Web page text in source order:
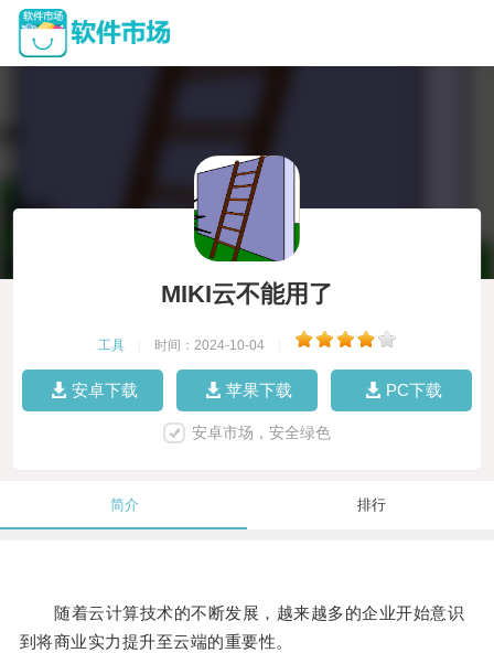
MIKI云不能用了
工具 时间：2024-10-04
安卓下载 苹果下载 PC下载
安卓市场，安全绿色
简介 排行
随着云计算技术的不断发展，越来越多的企业开始意识
到将商业实力提升至云端的重要性。